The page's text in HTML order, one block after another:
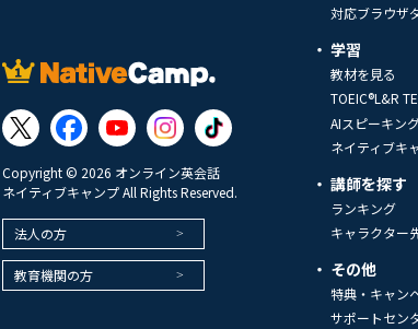
Copyright © 2026 オンライン英会話
ネイティブキャンプ All Rights Reserved.
法人の方
教育機関の方
対応ブラウザ
学習
教材を見る
TOEIC®L&R
AIスピーキン
ネイティブキ
講師を探す
ランキング
キャラクター
その他
特典・キャン
サポートセン